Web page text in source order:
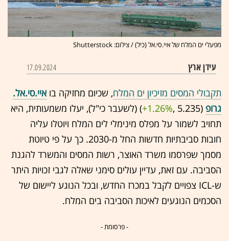
מפעלי ים המלח של איי.סי.אל (כיל) / צילום: Shutterstock
עידן ארץ 17.09.2024
תקבולי המסים מזיכיון ים המלח, שכיום מחזיקה בואיי.סי.אל.
גרופ (5.235 ,‎
+1.26%‏) (לשעבר כי"ל), יעלו משמעותית, היא
תחויב לשמור על מפלס מינימלי לים המלח ויוטלו עליה
חובות סביבתיות חדשות החל מ-2030. כך על פי טיוטת
מסמך שפרסמו משרד האוצר, רשות המסים והמשרד להגנת
הסביבה. עם זאת, עדיין עולים סימני שאלה לגבי זכויות היתר
ש-ICL צפויים לקבל במכרז החדש, ובכל הנוגע ליישום של
הסכמים הנוגעים לאיכות הסביבה בים המלח.
- פרסומת -